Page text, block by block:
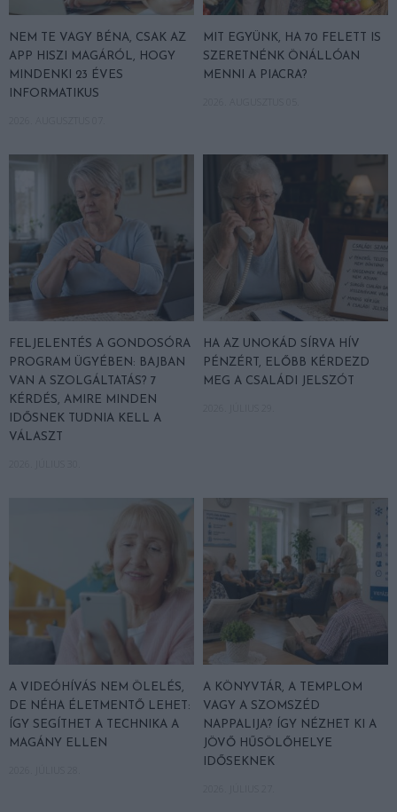
NEM TE VAGY BÉNA, CSAK AZ
APP HISZI MAGÁRÓL, HOGY
MINDENKI 23 ÉVES
INFORMATIKUS
MIT EGYÜNK, HA 70 FELETT IS
SZERETNÉNK ÖNÁLLÓAN
MENNI A PIACRA?
FELJELENTÉS A GONDOSÓRA
PROGRAM ÜGYÉBEN: BAJBAN
VAN A SZOLGÁLTATÁS? 7
KÉRDÉS, AMIRE MINDEN
IDŐSNEK TUDNIA KELL A
VÁLASZT
HA AZ UNOKÁD SÍRVA HÍV
PÉNZÉRT, ELŐBB KÉRDEZD
MEG A CSALÁDI JELSZÓT
A VIDEÓHÍVÁS NEM ÖLELÉS,
DE NÉHA ÉLETMENTŐ LEHET:
ÍGY SEGÍTHET A TECHNIKA A
MAGÁNY ELLEN
A KÖNYVTÁR, A TEMPLOM
VAGY A SZOMSZÉD
NAPPALIJA? ÍGY NÉZHET KI A
JÖVŐ HŰSÖLŐHELYE
IDŐSEKNEK